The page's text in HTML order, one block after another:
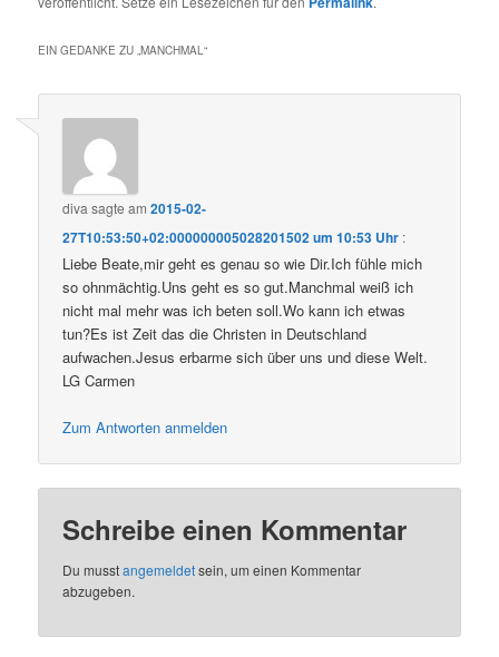
EIN GEDANKE ZU „MANCHMAL“
diva sagte am2015-02-
27T10:53:50+02:000000005028201502 um 10:53 Uhr :
Liebe Beate,mir geht es genau so wie Dir.Ich fühle mich
so ohnmächtig.Uns geht es so gut.Manchmal weiß ich
nicht mal mehr was ich beten soll.Wo kann ich etwas
tun?Es ist Zeit das die Christen in Deutschland
aufwachen.Jesus erbarme sich über uns und diese Welt.
LG Carmen
Zum Antworten anmelden
Schreibe einen Kommentar
Du musstangemeldetsein, um einen Kommentar
abzugeben.